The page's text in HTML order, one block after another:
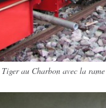
Tiger au Charbon avec la